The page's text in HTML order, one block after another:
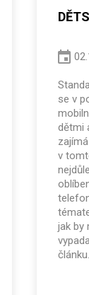
se v
dětmi
v
jak by
článku.